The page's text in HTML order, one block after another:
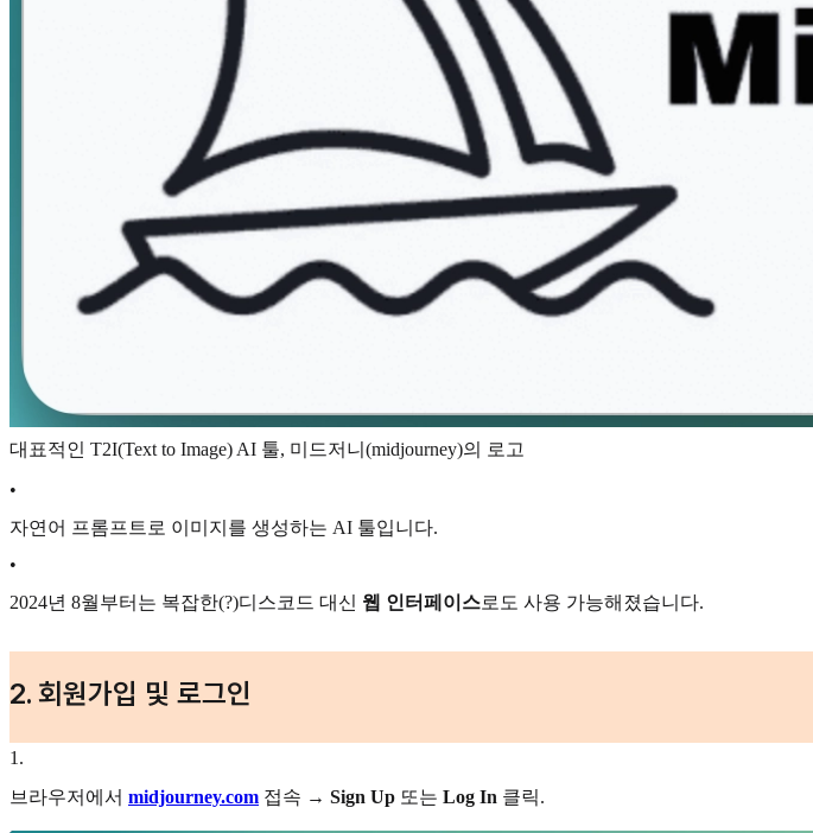
대표적인 T2I(Text to Image) AI 툴, 미드저니(midjourney)의 로고
•
자연어 프롬프트로 이미지를 생성하는 AI 툴입니다.
•
2024년 8월부터는 복잡한(?)디스코드 대신 웹 인터페이스로도 사용 가능해졌습니다.
2. 회원가입 및 로그인
1 .
브라우저에서 midjourney.com 접속 → Sign Up 또는 Log In 클릭.